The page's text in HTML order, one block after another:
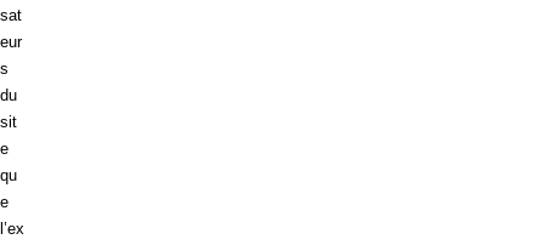
sat
eur
s
du
sit
e
qu
e
l’ex